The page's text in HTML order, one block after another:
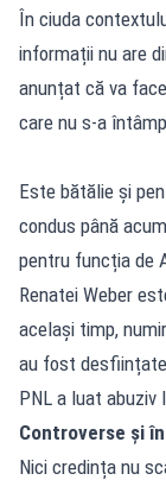
În ciuda
informații nu are
anunțat că va
care nu s-a
Este bătălie și
condus până
pentru funcția de
Renatei Weber
același timp,
au fost
PNL a luat abuziv
Controverse și
Nici credința nu